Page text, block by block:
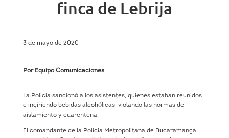
finca de Lebrija
3 de mayo de 2020
Por Equipo Comunicaciones
La Policía sancionó a los asistentes, quienes estaban reunidos
e ingiriendo bebidas alcohólicas, violando las normas de
aislamiento y cuarentena.
El comandante de la Policía Metropolitana de Bucaramanga,